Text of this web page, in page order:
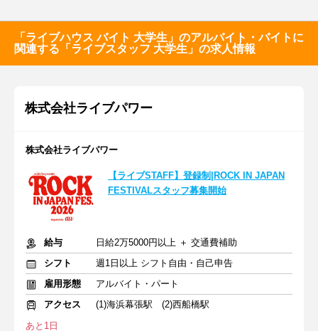
「ライブハウス バイト 大学生」のアルバイト・バイトに
関連する「ライブスタッフ 大学生」の求人情報
株式会社ライブパワー
株式会社ライブパワー
【ライブSTAFF】登録制|ROCK IN JAPAN
FESTIVALスタッフ募集開始
給与
日給2万5000円以上 ＋ 交通費補助
シフト
週1日以上 シフト自由・自己申告
雇用形態
アルバイト・パート
アクセス
(1)海浜幕張駅 (2)西船橋駅
あと1日